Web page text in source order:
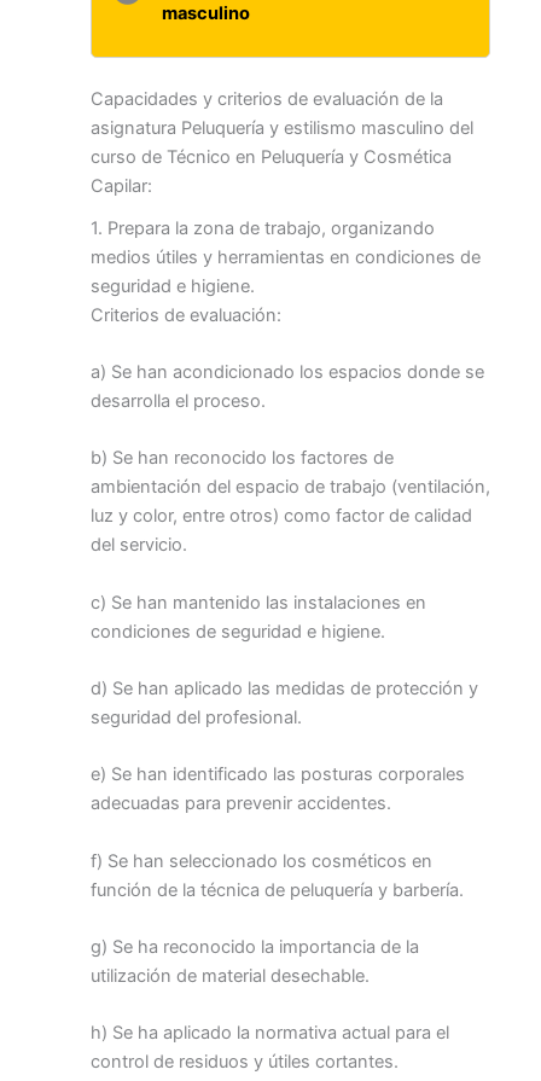
masculino
Capacidades y criterios de evaluación de la
asignatura Peluquería y estilismo masculino del
curso de Técnico en Peluquería y Cosmética
Capilar:
1. Prepara la zona de trabajo, organizando
medios útiles y herramientas en condiciones de
seguridad e higiene.
Criterios de evaluación:
a) Se han acondicionado los espacios donde se
desarrolla el proceso.
b) Se han reconocido los factores de
ambientación del espacio de trabajo (ventilación,
luz y color, entre otros) como factor de calidad
del servicio.
c) Se han mantenido las instalaciones en
condiciones de seguridad e higiene.
d) Se han aplicado las medidas de protección y
seguridad del profesional.
e) Se han identificado las posturas corporales
adecuadas para prevenir accidentes.
f) Se han seleccionado los cosméticos en
función de la técnica de peluquería y barbería.
g) Se ha reconocido la importancia de la
utilización de material desechable.
h) Se ha aplicado la normativa actual para el
control de residuos y útiles cortantes.